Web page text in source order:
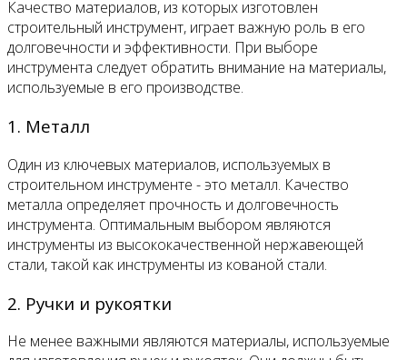
Качество материалов, из которых изготовлен
строительный инструмент, играет важную роль в его
долговечности и эффективности. При выборе
инструмента следует обратить внимание на материалы,
используемые в его производстве.
1. Металл
Один из ключевых материалов, используемых в
строительном инструменте - это металл. Качество
металла определяет прочность и долговечность
инструмента. Оптимальным выбором являются
инструменты из высококачественной нержавеющей
стали, такой как инструменты из кованой стали.
2. Ручки и рукоятки
Не менее важными являются материалы, используемые